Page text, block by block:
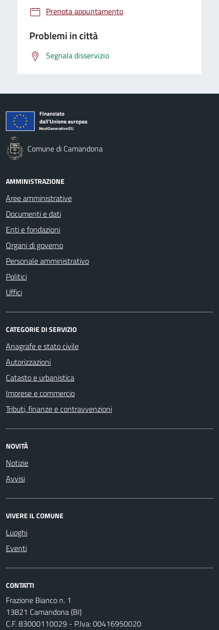
Prenota appuntamento
Problemi in città
Segnala disservizio
Comune di Camandona
AMMINISTRAZIONE
Aree amministrative
Documenti e dati
Enti e fondazioni
Organi di governo
Personale amministrativo
Politici
Uffici
CATEGORIE DI SERVIZIO
Anagrafe e stato civile
Autorizzazioni
Catasto e urbanistica
Imprese e commercio
Tributi, finanze e contravvenzioni
NOVITÀ
Notizie
Avvisi
VIVERE IL COMUNE
Luoghi
Eventi
CONTATTI
Frazione Bianco n. 1
13821 Camandona (BI)
C.F. 83000110029 - P.Iva: 00416950020